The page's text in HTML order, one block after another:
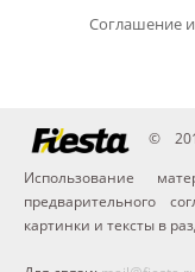
Соглашение
©
Использование
предварительного
картинки и тексты в